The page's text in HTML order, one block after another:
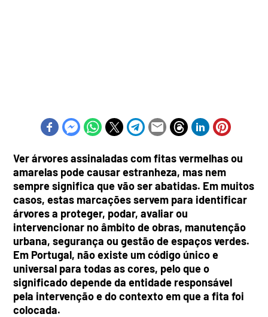
Ver árvores assinaladas com fitas vermelhas ou
amarelas pode causar estranheza, mas nem
sempre significa que vão ser abatidas. Em muitos
casos, estas marcações servem para identificar
árvores a proteger, podar, avaliar ou
intervencionar no âmbito de obras, manutenção
urbana, segurança ou gestão de espaços verdes.
Em Portugal, não existe um código único e
universal para todas as cores, pelo que o
significado depende da entidade responsável
pela intervenção e do contexto em que a fita foi
colocada.